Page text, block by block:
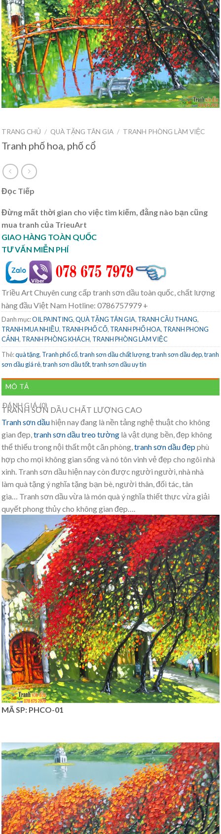
TRANG CHỦ / QUÀ TẶNG TÂN GIA / TRANH PHÒNG LÀM VIỆC
Tranh phố hoa, phố cổ
Đọc Tiếp
Đừng mất thời gian cho việc tìm kiếm, đằng nào bạn cũng
mua tranh của TrieuArt
GIAO HÀNG TOÀN QUỐC
TƯ VẤN MIỄN PHÍ
Triều Art Chuyên cung cấp tranh sơn dầu toàn quốc, chất lượng
hàng đầu Việt Nam Hotline: 0786757979 +
Danh mục:OIL PAINTING,QUÀ TẶNG TÂN GIA, TRANH CẦU THANG,
TRANH MUA NHIỀU, TRANH PHỐ CỔ, TRANH PHỐ HOA, TRANH PHONG
CẢNH, TRANH PHÒNG KHÁCH, TRANH PHÒNG LÀM VIỆC
Thẻ:quà tặng, Tranh phố cổ,tranh sơn dầu chất lượng,tranh sơn dầu đẹp,tranh
sơn dầu giá rẻ,tranh sơn dầu tốt,tranh sơn dầu uy tín
MÔ TẢ
ĐÁNH GIÁ (0)
TRANH SƠN DẦU CHẤT LƯỢNG CAO
Tranh sơn dầuhiện nay đang là nền tảng nghệ thuật cho không
gian đẹp,tranh sơn dầu treo tường là vật dụng bền, đẹp không
thể thiếu trong nội thất một căn phòng,tranh sơn dầu đẹp phù
hợp cho mọi không gian sống và nó tôn vinh vẻ đẹp cho ngôi nhà
xinh. Tranh sơn dầu hiện nay còn được người người, nhà nhà
làm quà tặng ý nghĩa tặng bạn bè, người thân, đối tác, tân
gia… Tranh sơn dầu vừa là món quà ý nghĩa thiết thực vừa giải
quyết phong thủy cho không gian đẹp….
MÃ SP: PHCO-01